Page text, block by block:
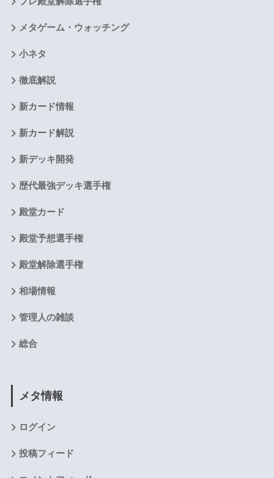
メタゲーム・ウォッチング
小ネタ
徹底解説
新カード情報
新カード解説
新デッキ開発
歴代最強デッキ選手権
殿堂カード
殿堂予想選手権
殿堂解除選手権
相場情報
管理人の雑談
総合
メタ情報
ログイン
投稿フィード